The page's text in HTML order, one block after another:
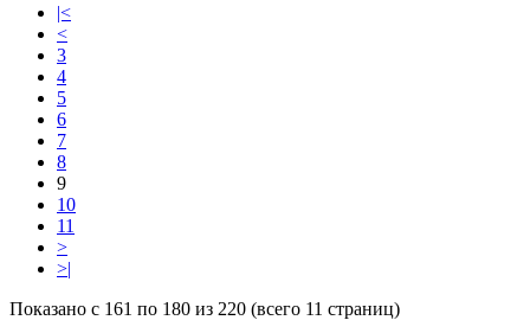
|<
<
3
4
5
6
7
8
9
10
11
>
>|
Показано с 161 по 180 из 220 (всего 11 страниц)